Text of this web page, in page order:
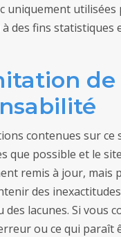
uniquement utilisées
des fins statistiques
de
contenues sur ce
que possible et le
remis à jour, mais
des
des lacunes. Si vous
ou ce qui paraît